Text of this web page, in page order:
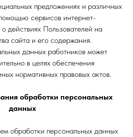
предложениях и различных
сервисов интернет-
действиях Пользователей на
сайта и его содержания.
данных работников может
в целях обеспечения
нормативных правовых актов.
обработки персональных
данных
обработки персональных данных